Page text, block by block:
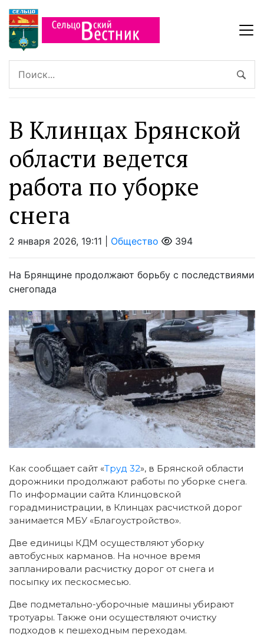
В Клинцах Брянской
области ведется
работа по уборке
снега
2 января 2026, 19:11 | Общество 394
На Брянщине продолжают борьбу с последствиями
снегопада
Как сообщает сайт «Труд 32», в Брянской области
дорожники продолжают работы по уборке снега.
По информации сайта Клинцовской
горадминистрации, в Клинцах расчисткой дорог
занимается МБУ «Благоустройство».
Две единицы КДМ осуществляют уборку
автобусных карманов. На ночное время
запланировали расчистку дорог от снега и
посыпку их пескосмесью.
Две подметально-уборочные машины убирают
тротуары. Также они осуществляют очистку
подходов к пешеходным переходам.